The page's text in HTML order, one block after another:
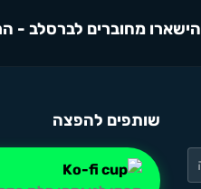
הישארו מחוברים לברסלב -
שותפים להפצה